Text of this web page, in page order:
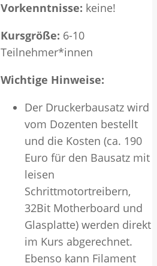
Vorkenntnisse: keine!
Kursgröße: 6-10
Teilnehmer*innen
Wichtige Hinweise:
Der Druckerbausatz wird
vom Dozenten bestellt
und die Kosten (ca. 190
Euro für den Bausatz mit
leisen
Schrittmotortreibern,
32Bit Motherboard und
Glasplatte) werden direkt
im Kurs abgerechnet.
Ebenso kann Filament